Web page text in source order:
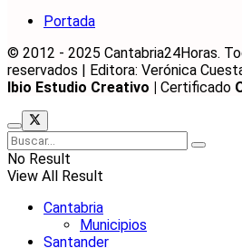
Portada
© 2012 - 2025 Cantabria24Horas.
reservados | Editora: Verónica
Ibio Estudio Creativo |
Certificado
No Result
View All Result
Cantabria
Municipios
Santander